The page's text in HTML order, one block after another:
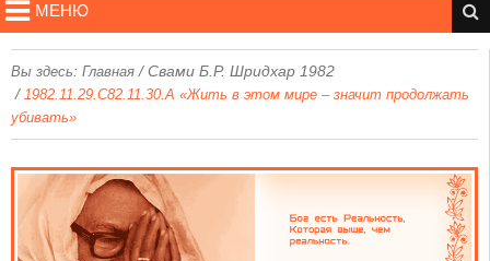
МЕНЮ
Вы здесь: Главная /Свами Б.Р. Шридхар 1982
/ 1982.11.29.C82.11.30.A «Жить в этом мире – значит продолжать
убивать»